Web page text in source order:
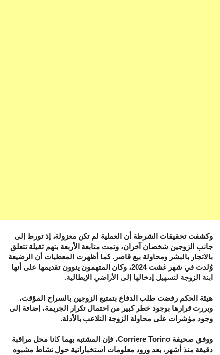
وكشفت تحقيقات الشرطة أن العملية لم تكن معزولة، إذ تورط إلى
جانب الزوجين شخصان آخران، وتمت متابعة الأربعة بتهم ثقيلة تتعلق
بالاتجار بالبشر ومحاولة بيع قاصر. كما أظهرت المعطيات أن الرضيعة
وُلدت في شهر غشت 2024، وكان المتهمون ينوون تقديمها على أنها
ابنة الزوجة لتسهيل إدخالها إلى الأراضي الإيطالية.
هيئة الحكم رفضت طلب الدفاع بتمتيع الزوجين بالسراح المؤقت،
وبررت قرارها بوجود خطر كبير من احتمال تكرار الجريمة، إضافة إلى
وجود مؤشرات على محاولة الزوجة التلاعب بالأدلة.
ووفق صحيفة Corriere Torino، فإن المشتبه بهما كانا محل مراقبة
دقيقة منذ أشهر، بعد ورود معلومات استخباراتية حول نشاط مشبوه